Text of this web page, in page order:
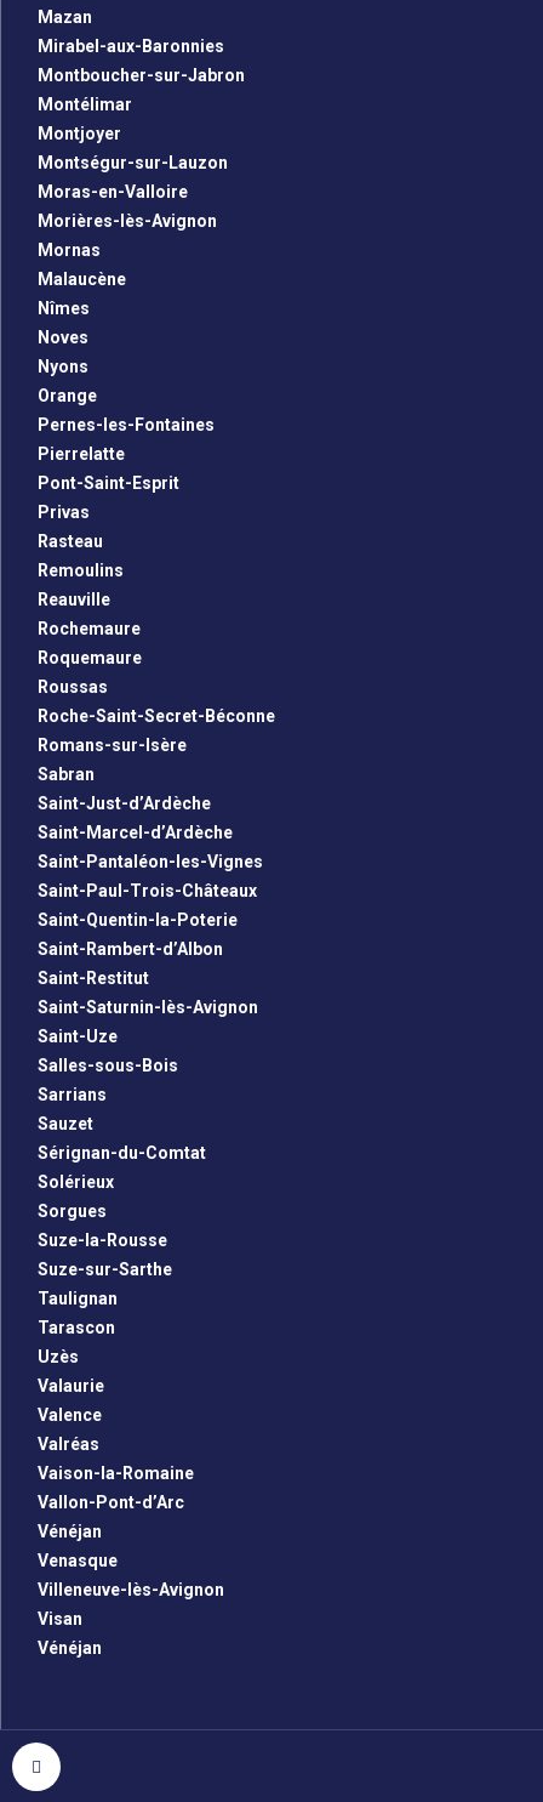
Mazan
Mirabel-aux-Baronnies
Montboucher-sur-Jabron
Montélimar
Montjoyer
Montségur-sur-Lauzon
Moras-en-Valloire
Morières-lès-Avignon
Mornas
Malaucène
Nîmes
Noves
Nyons
Orange
Pernes-les-Fontaines
Pierrelatte
Pont-Saint-Esprit
Privas
Rasteau
Remoulins
Reauville
Rochemaure
Roquemaure
Roussas
Roche-Saint-Secret-Béconne
Romans-sur-Isère
Sabran
Saint-Just-d’Ardèche
Saint-Marcel-d’Ardèche
Saint-Pantaléon-les-Vignes
Saint-Paul-Trois-Châteaux
Saint-Quentin-la-Poterie
Saint-Rambert-d’Albon
Saint-Restitut
Saint-Saturnin-lès-Avignon
Saint-Uze
Salles-sous-Bois
Sarrians
Sauzet
Sérignan-du-Comtat
Solérieux
Sorgues
Suze-la-Rousse
Suze-sur-Sarthe
Taulignan
Tarascon
Uzès
Valaurie
Valence
Valréas
Vaison-la-Romaine
Vallon-Pont-d’Arc
Vénéjan
Venasque
Villeneuve-lès-Avignon
Visan
Vénéjan